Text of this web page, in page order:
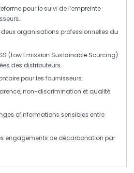
pour le suivi de l’empreinte
.
organisations professionnelles du
(Low Emission Sustainable Sourcing)
des distributeurs.
pour les fournisseurs.
,non-discrimination et qualité
d’informations sensibles entre
engagements de décarbonation par